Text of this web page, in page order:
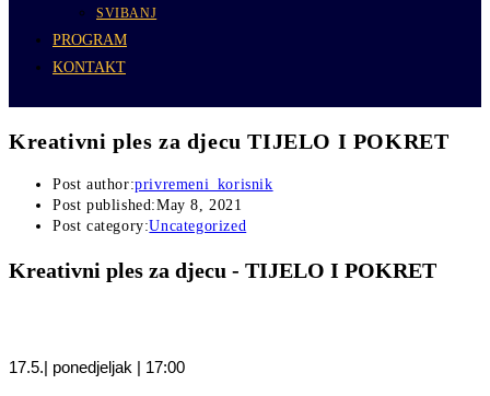
SVIBANJ
PROGRAM
KONTAKT
Kreativni ples za djecu TIJELO I POKRET
Post author:privremeni_korisnik
Post published:May 8, 2021
Post category:Uncategorized
Kreativni ples za djecu - TIJELO I POKRET
17.5.| ponedjeljak | 17:00